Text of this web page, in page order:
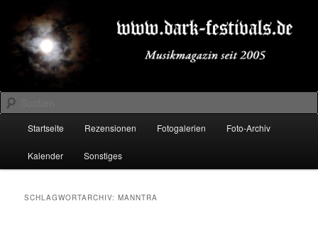
primären
Inhalt
springen
sekundären
Inhalt
springenDARK-FESTIVALS.DE
Suchen
Startseite Rezensionen Fotogalerien Foto-Archiv
Kalender Sonstiges
SCHLAGWORTARCHIV:MANNTRA